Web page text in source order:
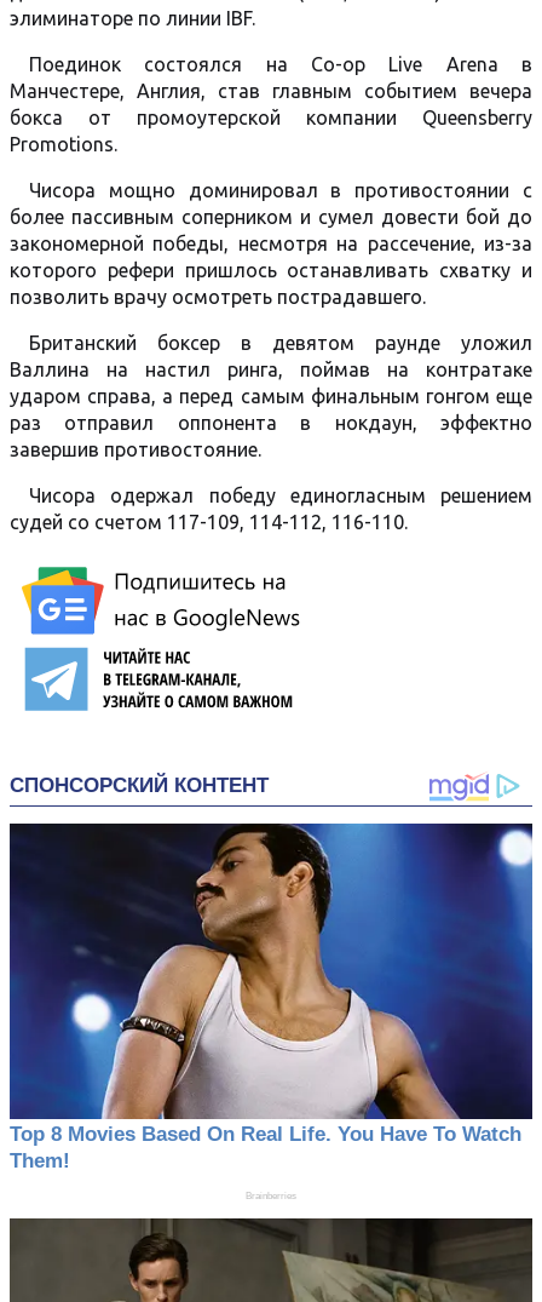
элиминаторе по линии IBF.
Поединок состоялся на Co-op Live Arena в
Манчестере, Англия, став главным событием вечера
бокса от промоутерской компании Queensberry
Promotions.
Чисора мощно доминировал в противостоянии с
более пассивным соперником и сумел довести бой до
закономерной победы, несмотря на рассечение, из-за
которого рефери пришлось останавливать схватку и
позволить врачу осмотреть пострадавшего.
Британский боксер в девятом раунде уложил
Валлина на настил ринга, поймав на контратаке
ударом справа, а перед самым финальным гонгом еще
раз отправил оппонента в нокдаун, эффектно
завершив противостояние.
Чисора одержал победу единогласным решением
судей со счетом 117-109, 114-112, 116-110.